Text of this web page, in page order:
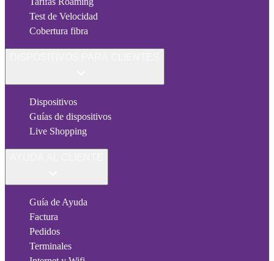
Test de Velocidad
Cobertura fibra
Dispositivos
Guías de dispositivos
Live Shopping
Guía de Ayuda
Factura
Pedidos
Terminales